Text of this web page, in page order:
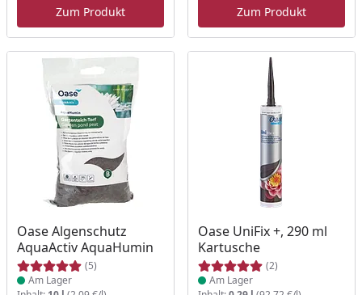
Zum Produkt Zum Produkt
Oase Algenschutz
AquaActiv AquaHumin
(5)
Produkt am Lager
Am Lager
Oase UniFix +, 290 ml
Kartusche
(2)
Produkt am Lager
Am Lager